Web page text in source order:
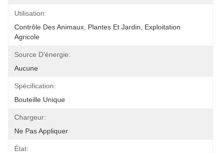
Utilisation:
Contrôle Des Animaux, Plantes Et Jardin, Exploitation
Agricole
Source D'énergie:
Aucune
Spécification:
Bouteille Unique
Chargeur:
Ne Pas Appliquer
État: